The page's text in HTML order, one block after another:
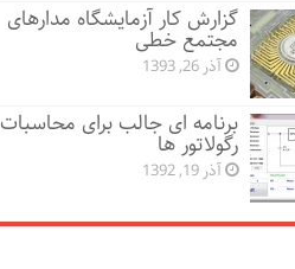
گزارش کار آزمایشگاه مدارهای
مجتمع خطی
آذر 26, 1393
برنامه ای جالب برای محاسبات
رگولاتور ها
آذر 19, 1392